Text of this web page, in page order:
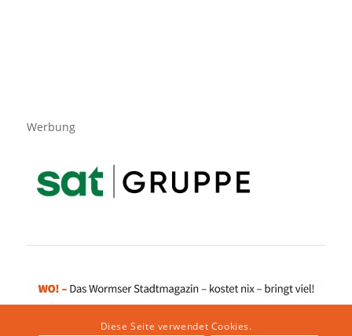
Werbung
Diese Seite verwendet Cookies.